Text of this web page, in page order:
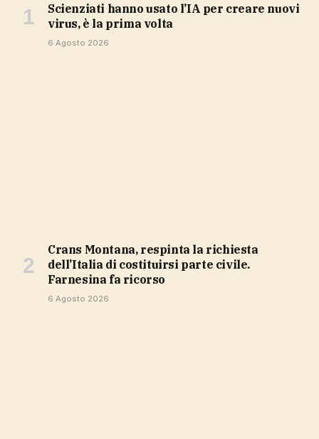
Scienziati hanno usato l’IA per creare nuovi
virus, è la prima volta
6 Agosto 2026
Crans Montana, respinta la richiesta
dell’Italia di costituirsi parte civile.
Farnesina fa ricorso
6 Agosto 2026